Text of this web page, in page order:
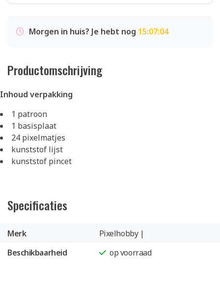
Morgen in huis? Je hebt nog 15:07:04
Productomschrijving
Inhoud verpakking
1 patroon
1 basisplaat
24 pixelmatjes
kunststof lijst
kunststof pincet
Specificaties
Merk
Pixelhobby |
Beschikbaarheid
op voorraad